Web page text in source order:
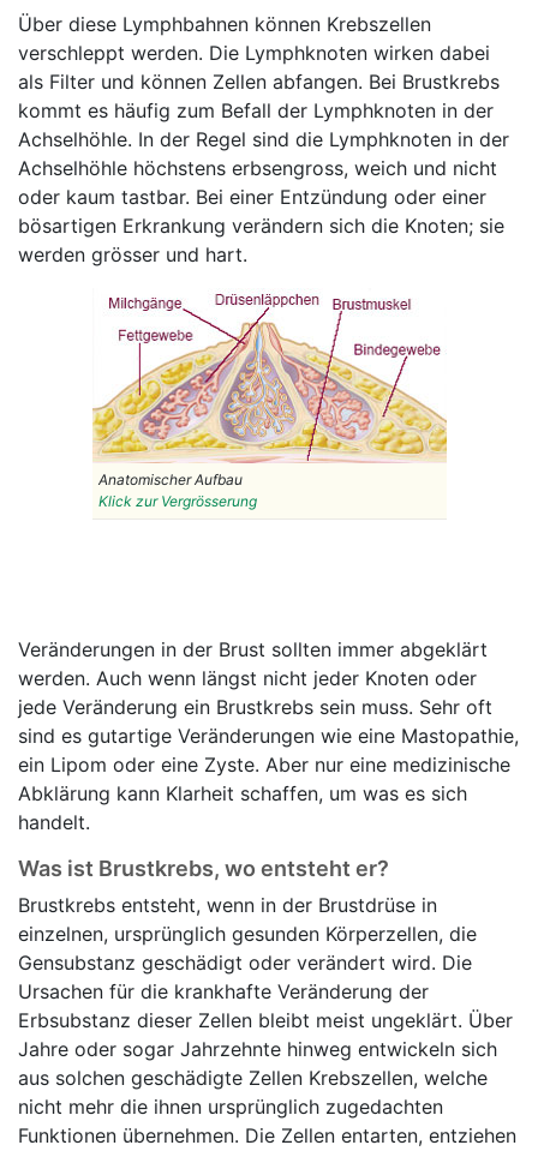
Über diese Lymphbahnen können Krebszellen
verschleppt werden. Die Lymphknoten wirken dabei
als Filter und können Zellen abfangen. Bei Brustkrebs
kommt es häufig zum Befall der Lymphknoten in der
Achselhöhle. In der Regel sind die Lymphknoten in der
Achselhöhle höchstens erbsengross, weich und nicht
oder kaum tastbar. Bei einer Entzündung oder einer
bösartigen Erkrankung verändern sich die Knoten; sie
werden grösser und hart.
Anatomischer Aufbau
Klick zur Vergrösserung
Veränderungen in der Brust sollten immer abgeklärt
werden. Auch wenn längst nicht jeder Knoten oder
jede Veränderung ein Brustkrebs sein muss. Sehr oft
sind es gutartige Veränderungen wie eine Mastopathie,
ein Lipom oder eine Zyste. Aber nur eine medizinische
Abklärung kann Klarheit schaffen, um was es sich
handelt.
Was ist Brustkrebs, wo entsteht er?
Brustkrebs entsteht, wenn in der Brustdrüse in
einzelnen, ursprünglich gesunden Körperzellen, die
Gensubstanz geschädigt oder verändert wird. Die
Ursachen für die krankhafte Veränderung der
Erbsubstanz dieser Zellen bleibt meist ungeklärt. Über
Jahre oder sogar Jahrzehnte hinweg entwickeln sich
aus solchen geschädigte Zellen Krebszellen, welche
nicht mehr die ihnen ursprünglich zugedachten
Funktionen übernehmen. Die Zellen entarten, entziehen